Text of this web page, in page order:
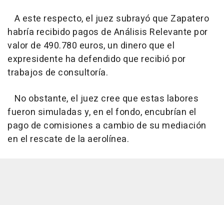
A este respecto, el juez subrayó que Zapatero
habría recibido pagos de Análisis Relevante por
valor de 490.780 euros, un dinero que el
expresidente ha defendido que recibió por
trabajos de consultoría.
No obstante, el juez cree que estas labores
fueron simuladas y, en el fondo, encubrían el
pago de comisiones a cambio de su mediación
en el rescate de la aerolínea.